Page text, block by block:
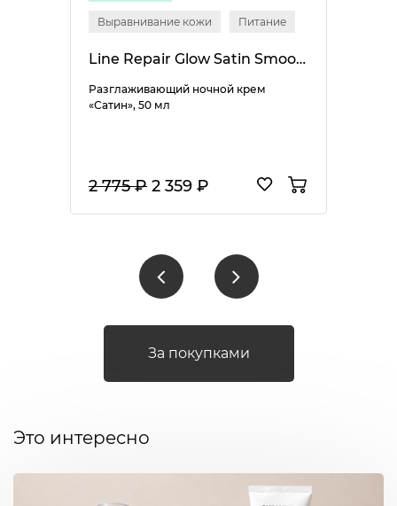
Выравнивание кожи Питание
Line Repair Glow Satin Smooth Night Cream
Разглаживающий ночной крем
«Сатин», 50 мл
2 775 ₽ 2 359 ₽
За покупками
Это интересно